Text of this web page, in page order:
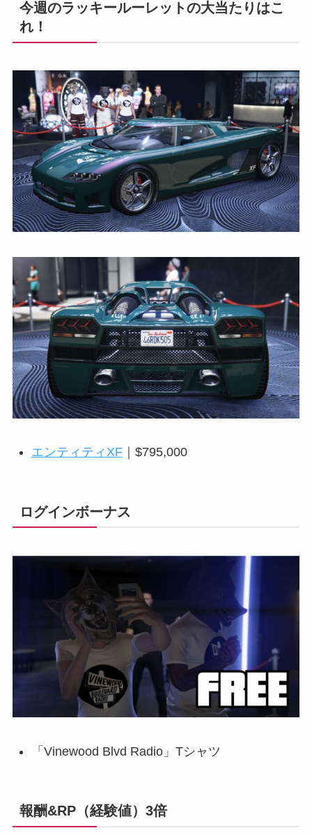
今週のラッキールーレットの大当たりはこ
れ！
エンティティXF｜$795,000
ログインボーナス
「Vinewood Blvd Radio」Tシャツ
報酬&RP（経験値）3倍